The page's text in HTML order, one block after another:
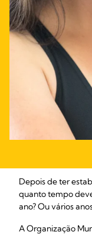
Depois de ter
quanto tempo
ano? Ou vários
A Organização